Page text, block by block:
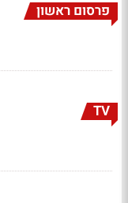
פרסום ראשון
TV